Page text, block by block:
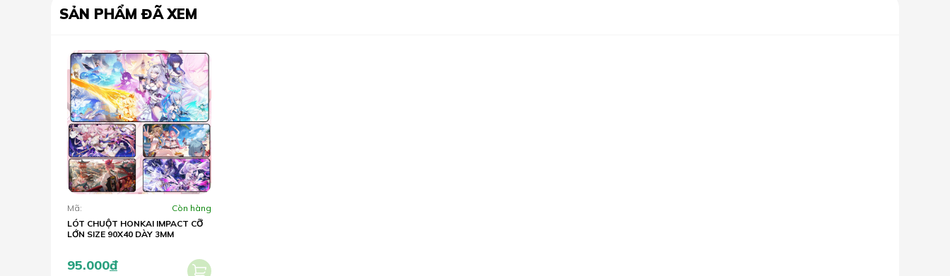
SẢN PHẨM ĐÃ XEM
Mã:
Còn hàng
LÓT CHUỘT HONKAI IMPACT CỠ
LỚN SIZE 90X40 DÀY 3MM
95.000đ